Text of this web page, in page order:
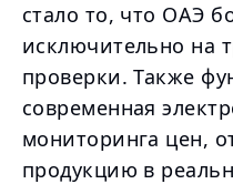
стало то, что ОАЭ
исключительно на
проверки. Также
современная
мониторинга цен,
продукцию в